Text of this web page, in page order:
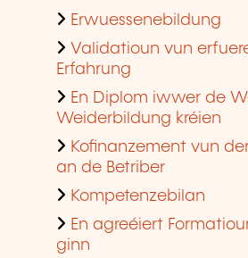
Erwuessenebildung
Validatioun vun
Erfahrung
En Diplom iwwer de
Weiderbildung kréien
Kofinanzement vun
an de Betriber
Kompetenzebilan
En agreéiert
ginn